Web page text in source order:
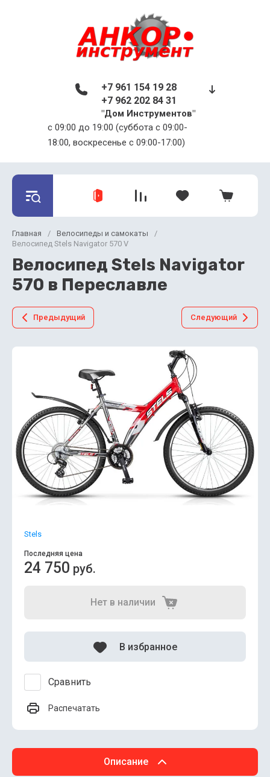
c 09:00 до 19:00 (суббота с 09:00-
18:00, воскресенье с 09:00-17:00)
+7 961 154 19 28
+7 962 202 84 31
"Дом Инструментов"
Главная / Велосипеды и самокаты
/
Велосипед Stels Navigator 570 V
Велосипед Stels Navigator
570 в Переславле
Предыдущий Следующий
Stels
Последняя цена
24 750 руб.
Нет в наличии
Сравнить
В избранное
Распечатать
Описание